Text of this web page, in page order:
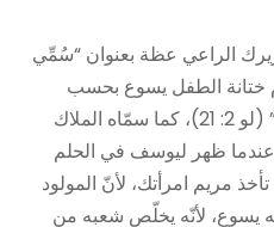
الراعي عظة بعنوان “سُمِّي
“يوم ختانة الطفل يسوع بحسب
الشريعة اليهوديّة، “سُمِّي يسوع” (لو 2: 21)، كما سمّاه الملاك
لمريم (لو 1: 31)، وعندما ظهر ليوسف في الحلم
مريم امرأتك، لأنّ المولود
يسوع، لأنّه يخلّص شعبه من